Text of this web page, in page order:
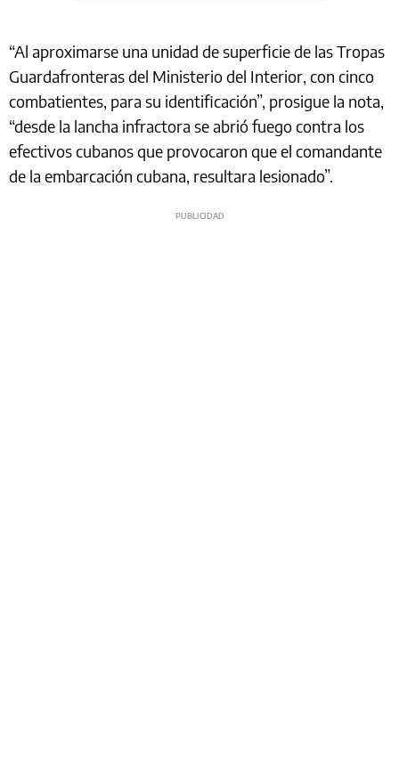
“Al aproximarse una unidad de superficie de las Tropas
Guardafronteras del Ministerio del Interior, con cinco
combatientes, para su identificación”, prosigue la nota,
“desde la lancha infractora se abrió fuego contra los
efectivos cubanos que provocaron que el comandante
de la embarcación cubana, resultara lesionado”.